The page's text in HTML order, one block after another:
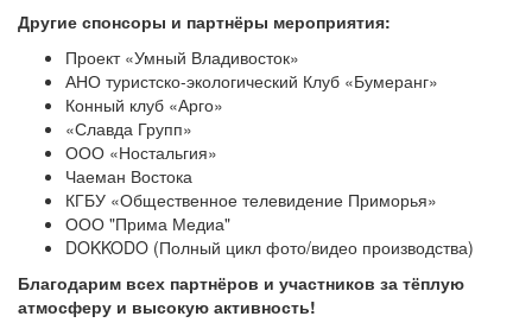
Другие спонсоры и партнёры мероприятия:
Проект «Умный Владивосток»
АНО туристско-экологический Клуб «Бумеранг»
Конный клуб «Арго»
«Славда Групп»
ООО «Ностальгия»
Чаеман Востока
КГБУ «Общественное телевидение Приморья»
ООО "Прима Медиа"
DOKKODO (Полный цикл фото/видео производства)
Благодарим всех партнёров и участников за тёплую
атмосферу и высокую активность!